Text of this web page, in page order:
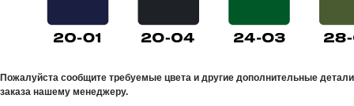
Пожалуйста сообщите требуемые цвета и другие дополнительные детали
заказа нашему менеджеру.